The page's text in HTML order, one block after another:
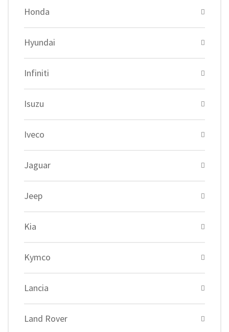
Honda
Hyundai
Infiniti
Isuzu
Iveco
Jaguar
Jeep
Kia
Kymco
Lancia
Land Rover